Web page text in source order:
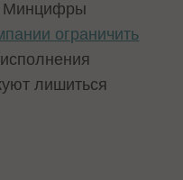
Минцифры
ограничить
лишиться